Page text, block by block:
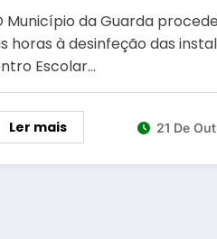
Município da Guarda
horas à desinfeção das
Escolar…
Ler mais 21 De